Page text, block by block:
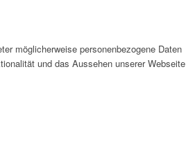
möglicherweise personenbezogene Daten
und das Aussehen unserer Webseite